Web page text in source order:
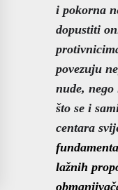
i pokorna
dopustiti
povezuju
nude,
što se i
centara
lažnih